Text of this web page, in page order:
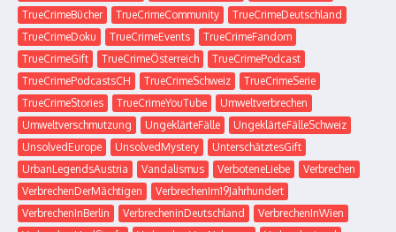
TrueCrimeBücher
TrueCrimeCommunity
TrueCrimeDeutschland
TrueCrimeDoku
TrueCrimeEvents
TrueCrimeFandom
TrueCrimeGift
TrueCrimeÖsterreich
TrueCrimePodcast
TrueCrimePodcastsCH
TrueCrimeSchweiz
TrueCrimeSerie
TrueCrimeStories
TrueCrimeYouTube
Umweltverbrechen
Umweltverschmutzung
UngeklärteFälle
UngeklärteFälleSchweiz
UnsolvedEurope
UnsolvedMystery
UnterschätztesGift
UrbanLegendsAustria
Vandalismus VerboteneLiebe
Verbrechen
VerbrechenDerMächtigen
VerbrechenIm19Jahrhundert
VerbrechenInBerlin
VerbrecheninDeutschland
VerbrechenInWien